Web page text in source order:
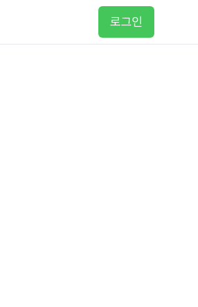
로그인